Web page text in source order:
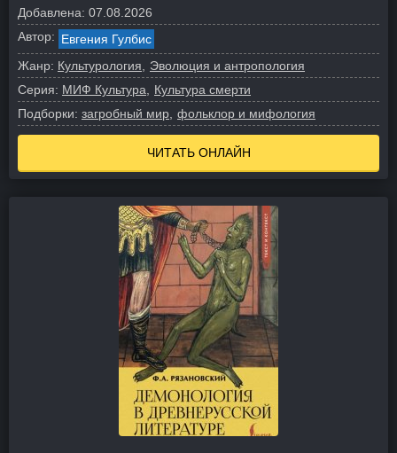
Добавлена: 07.08.2026
Автор: Евгения Гулбис
Жанр: Культурология
Эволюция и антропология
Серия: МИФ Культура
Культура смерти
Подборки: загробный мир фольклор и мифология
ЧИТАТЬ ОНЛАЙН